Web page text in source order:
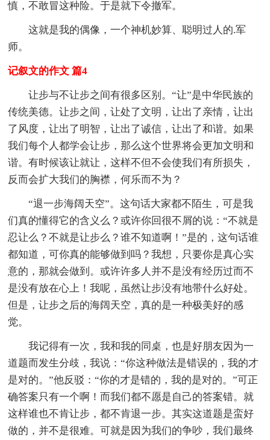
慎，不敢冒这种险。于是就下令撤军。
这就是我的偶像，一个神机妙算、聪明过人的.军
师。
记叙文的作文 篇4
让步与不让步之间有很多区别。“让”是中华民族的
传统美德。让步之间，让处了文明，让出了亲情，让出
了风度，让出了明智，让出了诚信，让出了和谐。如果
我们每个人都学会让步，那么这个世界将会更加文明和
谐。有时候该让就让，这样不但不会使我们有所损失，
反而会扩大我们的胸襟，何乐而不为？
“退一步海阔天空”。这句话大家都不陌生，可是我
们真的懂得它的含义么？或许你回很不屑的说：“不就是
忍让么？不就是让步么？谁不知道啊！”是的，这句话谁
都知道，可你真的能够做到吗？我想，只要你是真心实
意的，那就会做到。或许许多人并不是没有经历过而不
是没有放在心上！我呢，虽然让步没有地带什么好处。
但是，让步之后的海阔天空，真的是一种极美好的感
觉。
我记得有一次，我和我的同桌，也是好朋友因为一
道题而发生分歧，我说：“你这种做法是错误的，我的才
是对的。”他反驳：“你的才是错的，我的是对的。”可正
确答案只有一个啊！而我们都不愿是自己的答案错。就
这样谁也不肯让步，都不肯退一步。其实这道题是蛮好
做的，并不是很难。可就是因为我们的争吵，我们最终